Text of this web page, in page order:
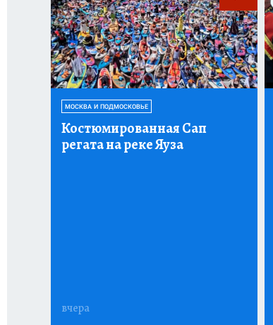
МОСКВА И ПОДМОСКОВЬЕ
Костюмированная Сап
регата на реке Яуза
вчера